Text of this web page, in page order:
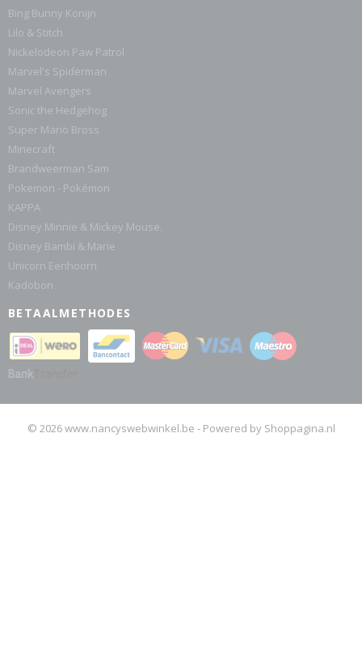
Bing Bunny Konijn
Lilo & Stitch
Nickelodeon Paw Patrol
Marvel's Spiderman
Marvel Avengers
Sonic the Hedgehog
Super Mario Bross
Minecraft
Brandweerman Sam
Pokemon - Pokémon
KAPPA
Disney Minnie & Mickey Mouse.
Disney Bambi & Marie
Unicorn Eenhoorn
Kadobon
BETAALMETHODES
© 2026 www.nancyswebwinkel.be - Powered by Shoppagina.nl